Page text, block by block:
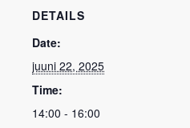
DETAILS
Date:
juuni 22, 2025
Time:
14:00 - 16:00